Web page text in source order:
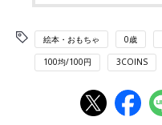
絵本・おもちゃ 0歳
100均/100円 3COINS